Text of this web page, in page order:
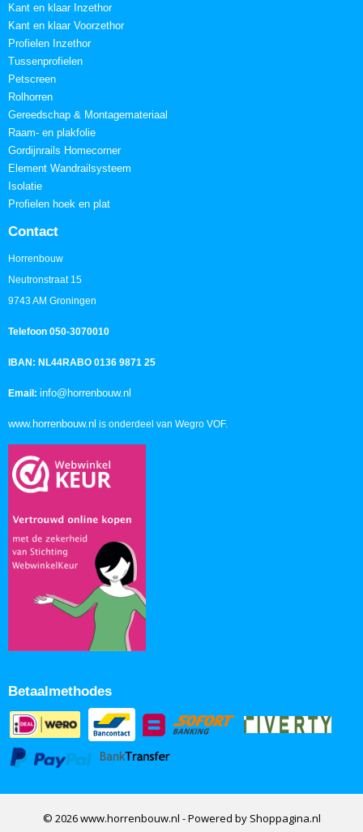
Kant en klaar Inzethor
Kant en klaar Voorzethor
Profielen Inzethor
Tussenprofielen
Petscreen
Rolhorren
Gereedschap & Montagemateriaal
Raam- en plakfolie
Gordijnrails Homecorner
Element Wandrailsysteem
Isolatie
Profielen hoek en plat
Contact
Horrenbouw
Neutronstraat 15
9743 AM Groningen
Telefoon 050-3070010
IBAN: NL44RABO 0136 9871 25
Email: info@horrenbouw.nl
www.horrenbouw.nl is onderdeel van Wegro VOF.
Betaalmethodes
© 2026 www.horrenbouw.nl - Powered by Shoppagina.nl